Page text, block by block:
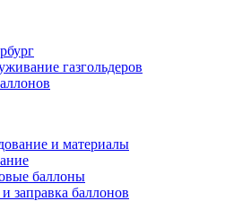
газгольдеров
и материалы
баллоны
заправка баллонов